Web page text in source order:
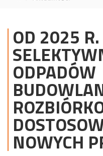
OD 2025
ODPADÓW
NOWYCH